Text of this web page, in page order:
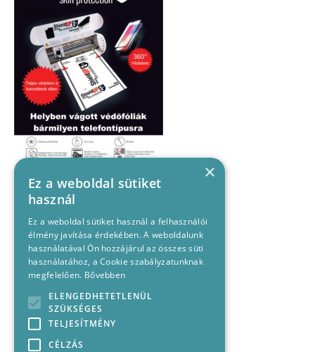
×
Ez a weboldal sütiket
használ
Ez a weboldal sütiket használ a felhasználói
élmény javítása érdekében. A weboldalunk
használatával Ön hozzájárul az összes süti
használatához, a Cookie szabályzatunknak
megfelelően. Bővebben
ELENGEDHETETLENÜL
SZÜKSÉGES
TELJESÍTMÉNY
CÉLZÁS